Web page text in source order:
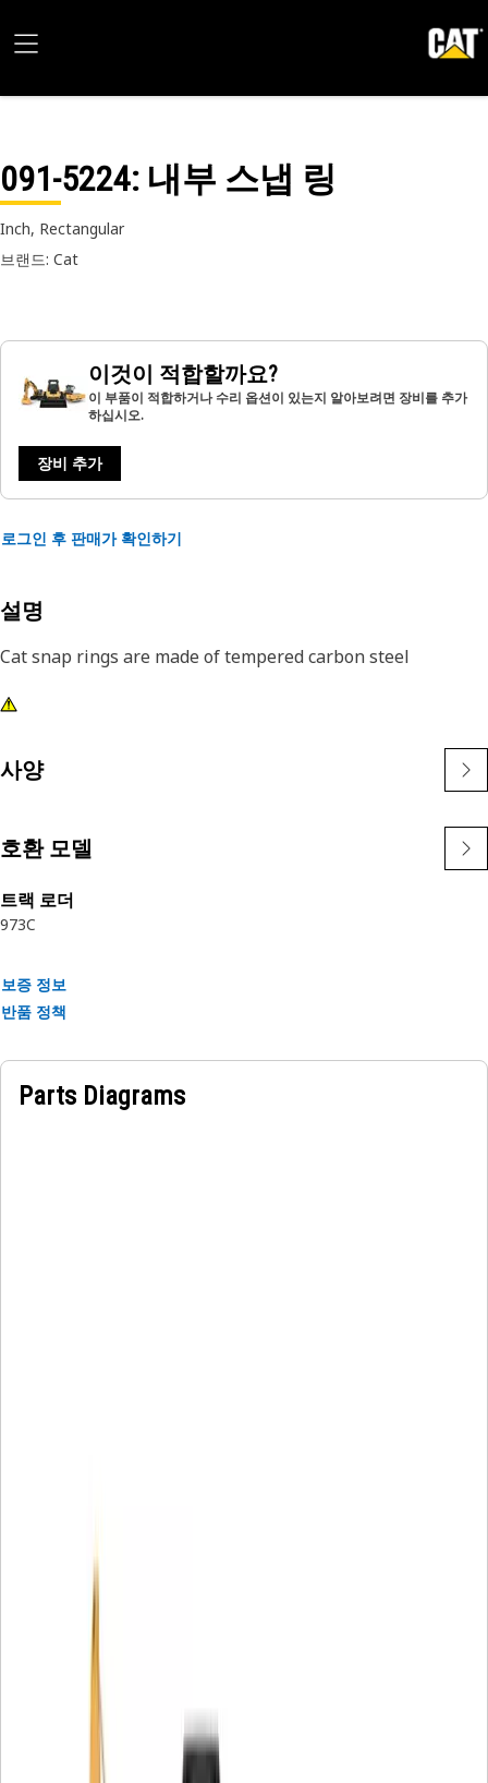
091-5224: 내부 스냅 링
Inch, Rectangular
브랜드: Cat
이것이 적합할까요?
이 부품이 적합하거나 수리 옵션이 있는지 알아보려면 장비를 추가
하십시오.
장비 추가
로그인 후 판매가 확인하기
설명
Cat snap rings are made of tempered carbon steel
사양
호환 모델
트랙 로더
973C
보증 정보
반품 정책
Parts Diagrams